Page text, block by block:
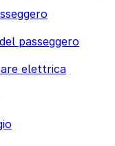
passeggero
elettrica